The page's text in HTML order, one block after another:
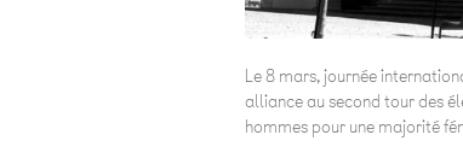
Le 8 mars, journée
alliance au second tour des
hommes pour une majorité